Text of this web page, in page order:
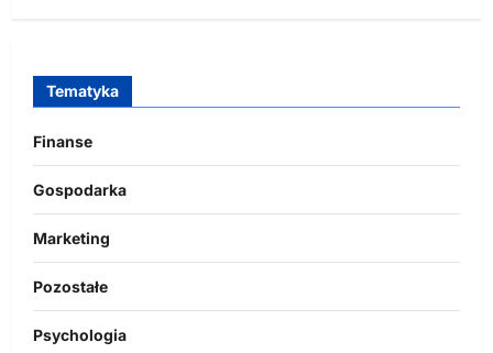
Tematyka
Finanse
Gospodarka
Marketing
Pozostałe
Psychologia